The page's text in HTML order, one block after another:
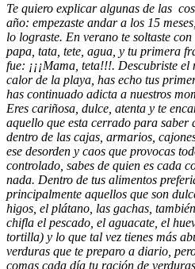
Te quiero explicar algunas de las
año: empezaste andar a los 15
lo lograste. En verano te soltaste
papa, tata, tete, agua, y tu primera
fue: ¡¡¡Mama, teta!!!. Descubriste
calor de la playa, has echo tus
has continuado adicta a nuestros
Eres cariñosa, dulce, atenta y te
aquello que esta cerrado para saber
dentro de las cajas, armarios,
ese desorden y caos que provocas
controlado, sabes de quien es cada
nada. Dentro de tus alimentos
principalmente aquellos que son
higos, el plátano, las gachas,
chifla el pescado, el aguacate, el
tortilla) y lo que tal vez tienes más
verduras que te preparo a diario,
comas cada día tu ración de